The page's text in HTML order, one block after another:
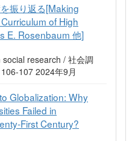
振り返る[Making
of High
E. Rosenbaum 他]
research / 社会調
107 2024年9月
Globalization: Why
Failed in
First Century?